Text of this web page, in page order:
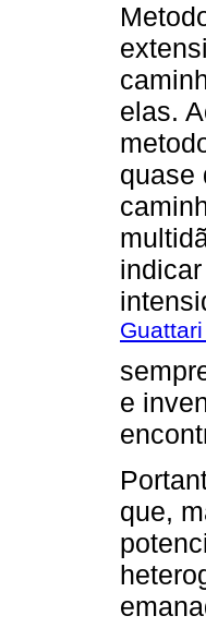
elas.
quase
e
que,